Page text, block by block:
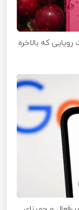
سه قابلیت رویایی که بالاخره